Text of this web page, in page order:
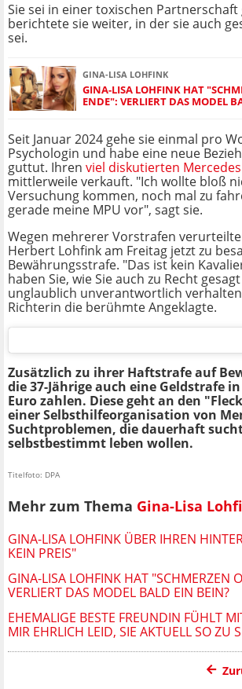
Sie sei in einer toxischen Partnerschaft
berichtete sie weiter, in der sie auch
sei.
GINA-LISA LOHFINK
GINA-LISA LOHFINK HAT
ENDE": VERLIERT DAS MODEL
Seit Januar 2024 gehe sie einmal pro
Psychologin und habe eine neue
guttut. Ihren viel diskutierten Mercedes
mittlerweile verkauft. "Ich wollte bloß
Versuchung kommen, noch mal zu
gerade meine MPU vor", sagt sie.
Wegen mehrerer Vorstrafen
Herbert Lohfink am Freitag jetzt zu
Bewährungsstrafe. "Das ist kein
haben Sie, wie Sie auch zu Recht
unglaublich unverantwortlich
Richterin die berühmte Angeklagte.
Zusätzlich zu ihrer Haftstrafe auf
die 37-Jährige auch eine Geldstrafe
Euro zahlen. Diese geht an den
einer Selbsthilfeorganisation von
Suchtproblemen, die dauerhaft
selbstbestimmt leben wollen.
Titelfoto: DPA
Mehr zum Thema Gina-Lisa
GINA-LISA LOHFINK ÜBER IHREN
EIN PREIS"
GINA-LISA LOHFINK HAT "SCHMERZEN
VERLIERT DAS MODEL BALD EIN BEIN?
EHEMALIGE BESTE FREUNDIN FÜHLT
MIR EHRLICH LEID, SIE AKTUELL SO ZU